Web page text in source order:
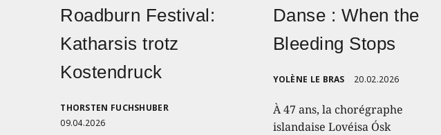
Roadburn Festival:
Katharsis trotz
Kostendruck
THORSTEN FUCHSHUBER
09.04.2026
Danse : When the
Bleeding Stops
YOLÈNE LE BRAS 20.02.2026
À 47 ans, la chorégraphe
islandaise Lovéisa Ósk